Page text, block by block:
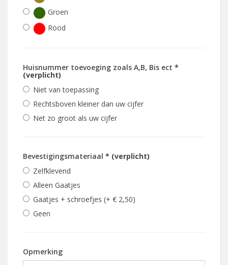
Groen
Rood
Huisnummer toevoeging zoals A,B, Bis ect *
(verplicht)
Niet van toepassing
Rechtsboven kleiner dan uw cijfer
Net zo groot als uw cijfer
Bevestigingsmateriaal * (verplicht)
Zelfklevend
Alleen Gaatjes
Gaatjes + schroefjes (+ € 2,50)
Geen
Opmerking